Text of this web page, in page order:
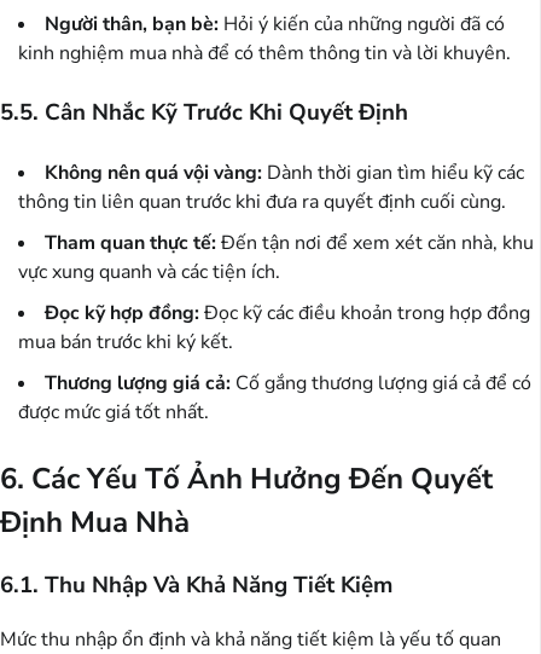
Người thân, bạn bè: Hỏi ý kiến của những người đã có
kinh nghiệm mua nhà để có thêm thông tin và lời khuyên.
5.5. Cân Nhắc Kỹ Trước Khi Quyết Định
Không nên quá vội vàng: Dành thời gian tìm hiểu kỹ các
thông tin liên quan trước khi đưa ra quyết định cuối cùng.
Tham quan thực tế:Đến tận nơi để xem xét căn nhà, khu
vực xung quanh và các tiện ích.
Đọc kỹ hợp đồng:Đọc kỹ các điều khoản trong hợp đồng
mua bán trước khi ký kết.
Thương lượng giá cả: Cố gắng thương lượng giá cả để có
được mức giá tốt nhất.
6. Các Yếu Tố Ảnh Hưởng Đến Quyết
Định Mua Nhà
6.1. Thu Nhập Và Khả Năng Tiết Kiệm
Mức thu nhập ổn định và khả năng tiết kiệm là yếu tố quan